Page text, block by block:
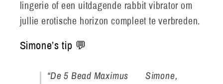
lingerie of een uitdagende rabbit vibrator om
jullie erotische horizon compleet te verbreden.
Simone’s tip 💬
“De 5 Bead Maximus
Simone,